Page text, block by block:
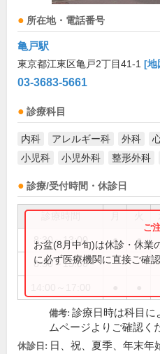
所在地・電話番号
亀戸駅
東京都江東区亀戸2丁目41-1 [地
03-3683-5661
診療科目
内科 アレルギー科 外科
小児科
小児外科 整形外科
診療/受付時間・休診日
8:30～13:00 ● ●
8:30～15:00
お盆(8月中旬)は休診・休業
に必ず医療機関に直接ご確認
備考: 診療日時は科目に
ムページよりご確認く
休診日: 日、祝、夏季、年末年